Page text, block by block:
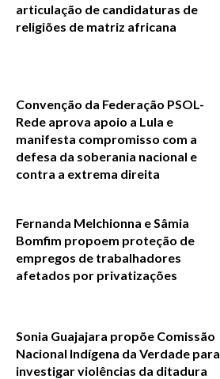
articulação de candidaturas de
religiões de matriz africana
Convenção da Federação PSOL-
Rede aprova apoio a Lula e
manifesta compromisso com a
defesa da soberania nacional e
contra a extrema direita
Fernanda Melchionna e Sâmia
Bomfim propoem proteção de
empregos de trabalhadores
afetados por privatizações
Sonia Guajajara propõe Comissão
Nacional Indígena da Verdade para
investigar violências da ditadura